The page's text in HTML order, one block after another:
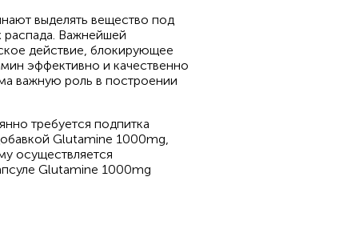
выделять вещество под
распада. Важнейшей
действие, блокирующее
эффективно и качественно
важную роль в построении
требуется подпитка
Glutamine 1000mg,
осуществляется
Glutamine 1000mg